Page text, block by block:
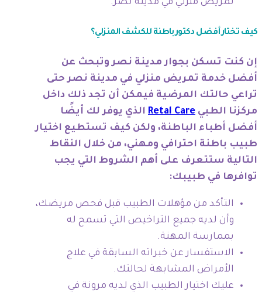
تمريض منزلي في مدينة نصر.
كيف تختار أفضل دكتور باطنة للكشف المنزلي؟
إن كنت تسكن بجوار مدينة نصر وتبحث عن
أفضل خدمة تمريض منزلي في مدينة نصر حتى
تراعي حالتك المرضية فيمكن أن تجد ذلك داخل
مركزنا الطبي Retal Care الذي يوفر لك أيضًا
أفضل أطباء الباطنة، ولكن كيف تستطيع اختيار
طبيب باطنة احترافي ومهني، من خلال النقاط
التالية ستتعرف على أهم الشروط التي يجب
توافرها في طبيبك:
التأكد من مؤهلات الطبيب قبل فحص مريضك،
وأن لديه جميع التراخيص التي تسمح له
بممارسة المهنة.
الاستفسار عن خبراته السابقة في علاج
الأمراض المشابهة لحالتك.
عليك اختيار الطبيب الذي لديه مرونة في